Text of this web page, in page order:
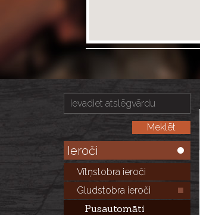
Ieroči
Vītņstobra ieroči
Gludstobra ieroči
Pusautomāti